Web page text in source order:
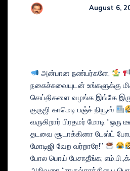
August 6,
அன்பான நண்பர்களே,
நகைச்சுவையுடன் உங்களுக்கு
செய்திகளை வழங்க இங்கே
குருஜி காமெடி பஞ்ச் நியூஸ்
வருகிறார் பிரதமர் மோடி
தடவை சூடாக்கினா டேஸ்ட்
மோடிஜி வேற வர்றாரே!”
போல பொய் பேசாதீங்க;